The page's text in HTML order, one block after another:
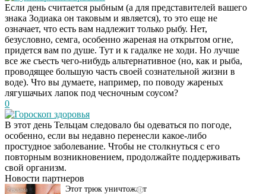
Если день считается рыбным (а для представителей вашего
знака Зодиака он таковым и является), то это еще не
означает, что есть вам надлежит только рыбу. Нет,
безусловно, семга, особенно жареная на открытом огне,
придется вам по душе. Тут и к гадалке не ходи. Но лучше
все же съесть чего-нибудь альтернативное (но, как и рыба,
проводящее большую часть своей сознательной жизни в
воде). Что вы думаете, например, по поводу жареных
лягушачьих лапок под чесночным соусом?
0
Гороскоп здоровья
В этот день Тельцам следовало бы одеваться по погоде,
особенно, если вы недавно перенесли какое-либо
простудное заболевание. Чтобы не столкнуться с его
повторным возникновением, продолжайте поддерживать
свой организм.
Новости партнеров
i
Даже самый
запущенный грибок
исчезнет с корнем,
если перед сном…
i
Этот трюк уничтожает